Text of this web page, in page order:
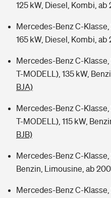
125 kW, Diesel, Kombi, ab
Mercedes-Benz C-Klasse,
165 kW, Diesel, Kombi, ab
Mercedes-Benz C-Klasse,
T-MODELL), 135 kW,
BJA)
Mercedes-Benz C-Klasse,
T-MODELL), 115 kW,
BJB)
Mercedes-Benz C-Klasse,
Benzin, Limousine, ab
Mercedes-Benz C-Klasse,